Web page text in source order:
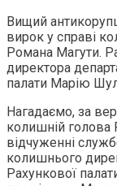
Вищий
вирок у справі
Романа Магути.
директора
палати Марію
Нагадаємо, за
колишній голова
відчуженні
колишнього
Рахункової